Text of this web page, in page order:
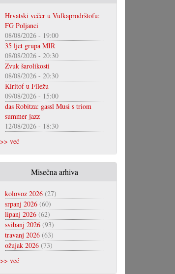
Hrvatski večer u Vulkaprodrštofu:
FG Poljanci
08/08/2026 - 19:00
35 ljet grupa MIR
08/08/2026 - 20:30
Zvuk šarolikosti
08/08/2026 - 20:30
Kiritof u Filežu
09/08/2026 - 15:00
das Robitza: gassl Musi s triom
summer jazz
12/08/2026 - 18:30
>> već
Misečna arhiva
kolovoz 2026(27)
srpanj 2026(60)
lipanj 2026(62)
svibanj 2026(93)
travanj 2026(63)
ožujak 2026(73)
>> već